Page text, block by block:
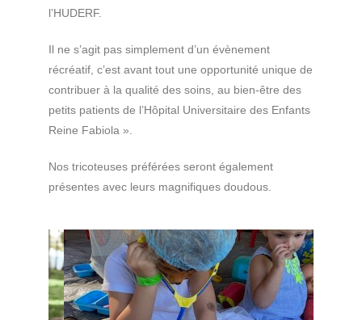
l’HUDERF.
Il ne s’agit pas simplement d’un évènement
récréatif, c’est avant tout une opportunité unique de
contribuer à la qualité des soins, au bien-être des
petits patients de l’Hôpital Universitaire des Enfants
Reine Fabiola ».
Nos tricoteuses préférées seront également
présentes avec leurs magnifiques doudous.